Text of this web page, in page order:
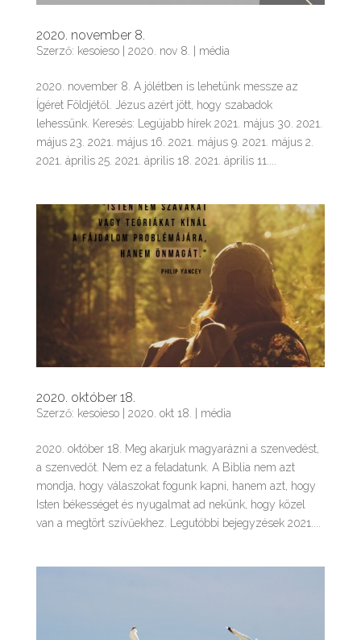
2020. november 8.
Szerző: kesoieso| 2020. nov 8. média
2020. november 8. A jólétben is lehetünk messze az
Ígéret Földjétől. Jézus azért jött, hogy szabadok
lehessünk. Keresés: Legújabb hírek 2021. május 30. 2021.
május 23. 2021. május 16. 2021. május 9. 2021. május 2.
2021. április 25. 2021. április 18. 2021. április 11....
2020. október 18.
Szerző: kesoieso| 2020. okt 18. média
2020. október 18. Meg akarjuk magyarázni a szenvedést,
a szenvedőt. Nem ez a feladatunk. A Biblia nem azt
mondja, hogy válaszokat fogunk kapni, hanem azt, hogy
Isten békességet és nyugalmat ad nekünk, hogy közel
van a megtört szívűekhez. Legutóbbi bejegyzések 2021....